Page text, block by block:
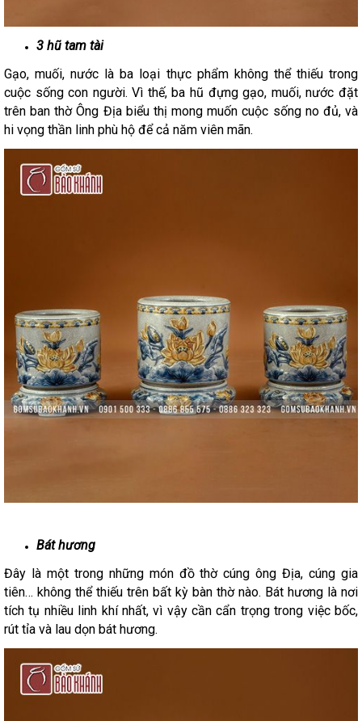
3 hũ tam tài
Gạo, muối, nước là ba loại thực phẩm không thể thiếu trong
cuộc sống con người. Vì thế, ba hũ đựng gạo, muối, nước đặt
trên ban thờ Ông Địa biểu thị mong muốn cuộc sống no đủ, và
hi vọng thần linh phù hộ để cả năm viên mãn.
Bát hương
Đây là một trong những món đồ thờ cúng ông Địa, cúng gia
tiên… không thể thiếu trên bất kỳ bàn thờ nào. Bát hương là nơi
tích tụ nhiều linh khí nhất, vì vậy cần cẩn trọng trong việc bốc,
rút tỉa và lau dọn bát hương.